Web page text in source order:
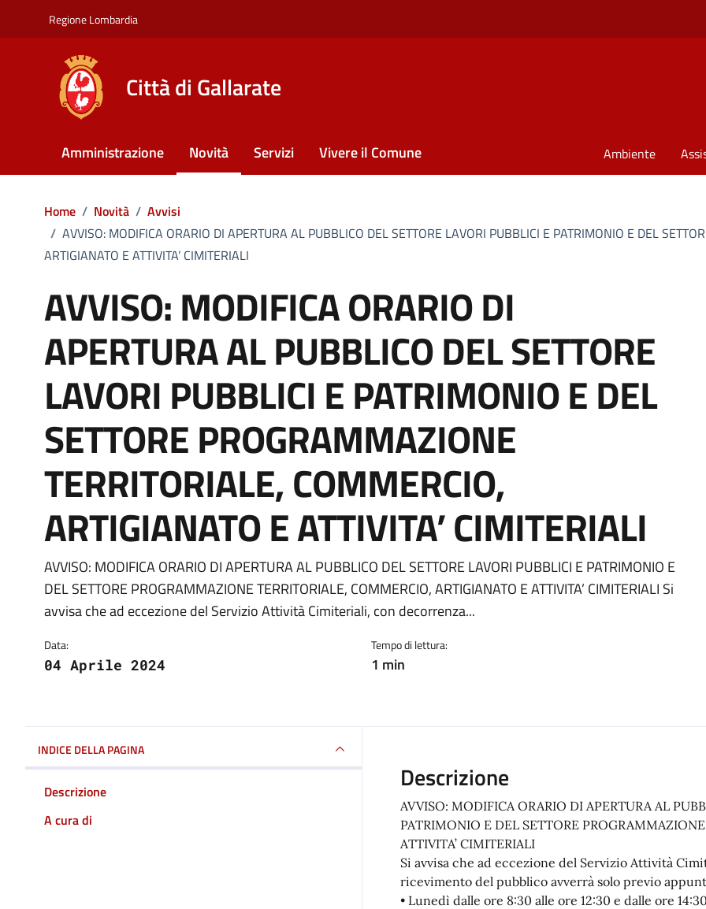
Regione Lombardia
Città di Gallarate
Amministrazione Novità Servizi Vivere il Comune Ambiente
Home / Novità / Avvisi
/ AVVISO: MODIFICA ORARIO DI APERTURA AL PUBBLICO DEL SETTORE LAVORI PUBBLICI E PATRIMONIO E DEL
ARTIGIANATO E ATTIVITA’ CIMITERIALI
AVVISO: MODIFICA ORARIO DI
APERTURA AL PUBBLICO DEL SETTORE
LAVORI PUBBLICI E PATRIMONIO E DEL
SETTORE PROGRAMMAZIONE
TERRITORIALE, COMMERCIO,
ARTIGIANATO E ATTIVITA’ CIMITERIALI
Dettagli della notizia
AVVISO: MODIFICA ORARIO DI APERTURA AL PUBBLICO DEL SETTORE LAVORI PUBBLICI E PATRIMONIO E
DEL SETTORE PROGRAMMAZIONE TERRITORIALE, COMMERCIO, ARTIGIANATO E ATTIVITA’ CIMITERIALI Si
avvisa che ad eccezione del Servizio Attività Cimiteriali, con decorrenza...
Data:
04 Aprile 2024
Tempo di lettura:
1 min
INDICE DELLA PAGINA
Descrizione
A cura di
Descrizione
AVVISO: MODIFICA ORARIO DI APERTURA AL
PATRIMONIO E DEL SETTORE
ATTIVITA’ CIMITERIALI
Si avvisa che ad eccezione del Servizio Attività
ricevimento del pubblico avverrà solo previo
• Lunedì dalle ore 8:30 alle ore 12:30 e dalle ore